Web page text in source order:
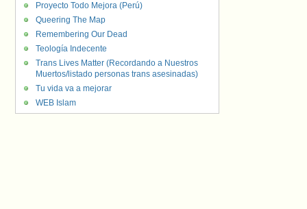
Proyecto Todo Mejora (Perú)
Queering The Map
Remembering Our Dead
Teología Indecente
Trans Lives Matter (Recordando a Nuestros
Muertos/listado personas trans asesinadas)
Tu vida va a mejorar
WEB Islam